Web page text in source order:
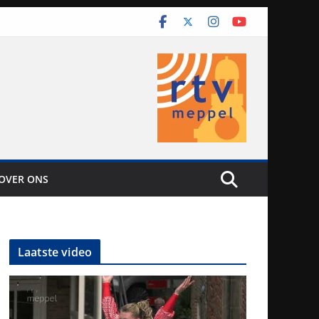
ONS
Laatste video